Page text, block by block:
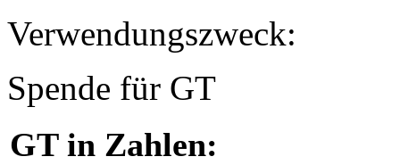
Verwendungszweck:
Spende für GT
GT in Zahlen: